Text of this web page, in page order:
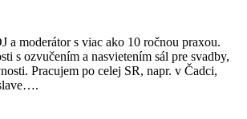
a moderátor s viac ako 10 ročnou praxou.
s ozvučením a nasvietením sál pre svadby,
Pracujem po celej SR, napr. v Čadci,